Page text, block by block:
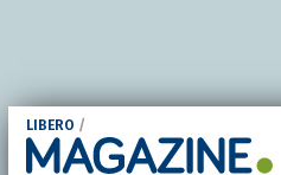
LIBERO /